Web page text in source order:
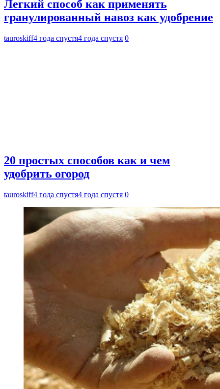
Легкий способ как применять
гранулированный навоз как удобрение
tauroskiff4 года спустя4 года спустя 0
20 простых способов как и чем
удобрить огород
tauroskiff4 года спустя4 года спустя 0